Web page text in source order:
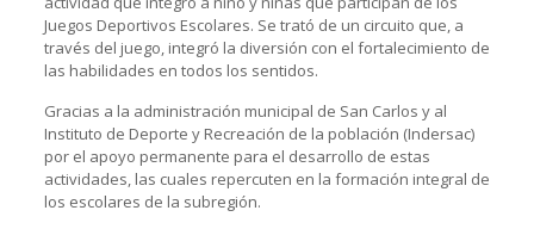
Juegos Deportivos Escolares. Se trató de un circuito que, a
través del juego, integró la diversión con el fortalecimiento de
las habilidades en todos los sentidos.
Gracias a la administración municipal de San Carlos y al
Instituto de Deporte y Recreación de la población (Indersac)
por el apoyo permanente para el desarrollo de estas
actividades, las cuales repercuten en la formación integral de
los escolares de la subregión.